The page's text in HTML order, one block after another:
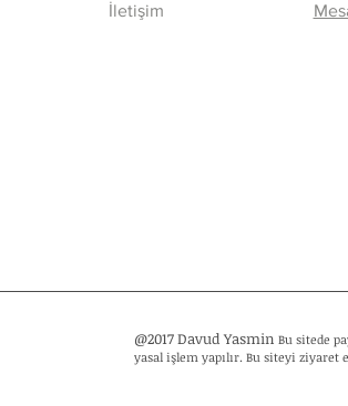
İletişim
@2017 Davud Yasmin Bu sitede
yasal işlem yapılır. Bu siteyi ziyaret